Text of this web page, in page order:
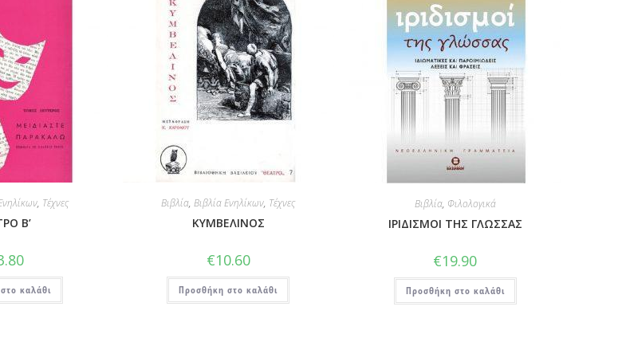
, Τέχνες
Β’
καλάθι
Βιβλία,Βιβλία Ενηλίκων, Τέχνες
ΚΥΜΒΕΛΙΝΟΣ
€10.60
Προσθήκη στο καλάθι
Βιβλία, Φιλολογικά
ΙΡΙΔΙΣΜΟΙ ΤΗΣ ΓΛΩΣΣΑΣ
€19.90
Προσθήκη στο καλάθι